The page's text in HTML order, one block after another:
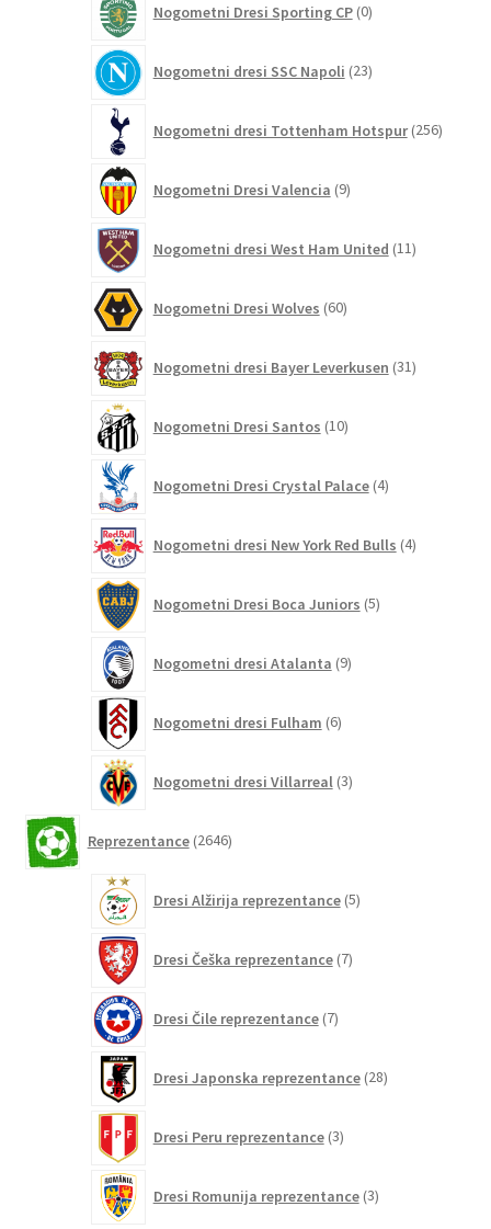
Nogometni Dresi Sporting CP 0izdelkov
Nogometni dresi SSC Napoli 23izdelkov
Nogometni dresi Tottenham Hotspur 256
Nogometni Dresi Valencia 9izdelkov
Nogometni dresi West Ham United 11izdelkov
Nogometni Dresi Wolves 60izdelkov
Nogometni dresi Bayer Leverkusen 31izdelkov
Nogometni Dresi Santos 10izdelkov
Nogometni Dresi Crystal Palace 4izdelki
Nogometni dresi New York Red Bulls 4izdelki
Nogometni Dresi Boca Juniors 5izdelkov
Nogometni dresi Atalanta 9izdelkov
Nogometni dresi Fulham 6izdelkov
Nogometni dresi Villarreal 3izdelki
Reprezentance 2646izdelkov
Dresi Alžirija reprezentance 5izdelkov
Dresi Češka reprezentance 7izdelkov
Dresi Čile reprezentance 7izdelkov
Dresi Japonska reprezentance 28izdelkov
Dresi Peru reprezentance 3izdelki
Dresi Romunija reprezentance 3izdelki